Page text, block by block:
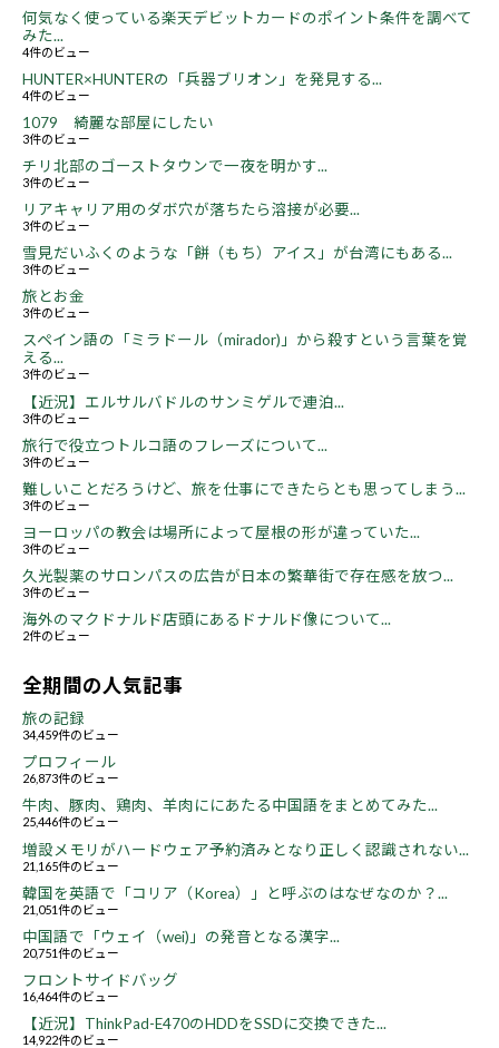
何気なく使っている楽天デビットカードのポイント条件を調べて
みた...
4件のビュー
HUNTER×HUNTERの「兵器ブリオン」を発見する...
4件のビュー
1079 綺麗な部屋にしたい
3件のビュー
チリ北部のゴーストタウンで一夜を明かす...
3件のビュー
リアキャリア用のダボ穴が落ちたら溶接が必要...
3件のビュー
雪見だいふくのような「餅（もち）アイス」が台湾にもある...
3件のビュー
旅とお金
3件のビュー
スペイン語の「ミラドール（mirador)」から殺すという言葉を覚
える...
3件のビュー
【近況】エルサルバドルのサンミゲルで連泊...
3件のビュー
旅行で役立つトルコ語のフレーズについて...
3件のビュー
難しいことだろうけど、旅を仕事にできたらとも思ってしまう...
3件のビュー
ヨーロッパの教会は場所によって屋根の形が違っていた...
3件のビュー
久光製薬のサロンパスの広告が日本の繁華街で存在感を放つ...
3件のビュー
海外のマクドナルド店頭にあるドナルド像について...
2件のビュー
全期間の人気記事
旅の記録
34,459件のビュー
プロフィール
26,873件のビュー
牛肉、豚肉、鶏肉、羊肉ににあたる中国語をまとめてみた...
25,446件のビュー
増設メモリがハードウェア予約済みとなり正しく認識されない...
21,165件のビュー
韓国を英語で「コリア（Korea）」と呼ぶのはなぜなのか？...
21,051件のビュー
中国語で「ウェイ（wei)」の発音となる漢字...
20,751件のビュー
フロントサイドバッグ
16,464件のビュー
【近況】ThinkPad-E470のHDDをSSDに交換できた...
14,922件のビュー